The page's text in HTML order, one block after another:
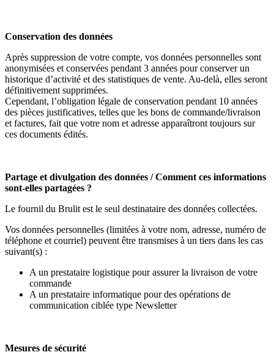
Conservation des données
Après suppression de votre compte, vos données personnelles sont
anonymisées et conservées pendant 3 années pour conserver un
historique d’activité et des statistiques de vente. Au-delà, elles seront
définitivement supprimées.
Cependant, l’obligation légale de conservation pendant 10 années
des pièces justificatives, telles que les bons de commande/livraison
et factures, fait que votre nom et adresse apparaîtront toujours sur
ces documents édités.
Partage et divulgation des données / Comment ces informations
sont-elles partagées ?
Le fournil du Brulit est le seul destinataire des données collectées.
Vos données personnelles (limitées à votre nom, adresse, numéro de
téléphone et courriel) peuvent être transmises à un tiers dans les cas
suivant(s) :
A un prestataire logistique pour assurer la livraison de votre
commande
A un prestataire informatique pour des opérations de
communication ciblée type Newsletter
Mesures de sécurité